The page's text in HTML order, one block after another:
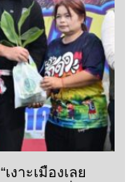
าะเมืองเลย